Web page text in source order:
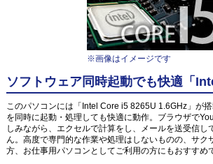
※画像はイメージです
ソフトウェア同時起動でも快適「
このパソコンには「Intel Core i5 8265U 1.6GHz」が
を同時に起動・処理しても快適に動作。ブラウザで
しみながら、エクセルで計算をし、メールを送受信し
ん。高度で専門的な作業や処理はしないものの、サク
方、お仕事用パソコンとしてご利用の方にもおすすめ